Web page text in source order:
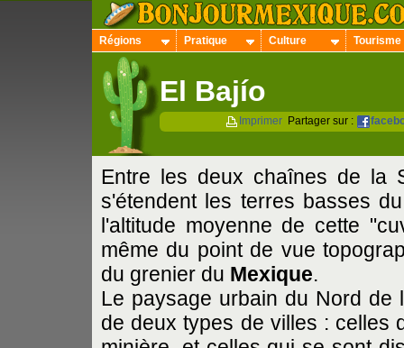
Régions Pratique Culture Tourisme
El Bajío
Imprimer Partager sur :
Entre les deux chaînes de la
s'étendent les terres basses
l'altitude moyenne de cette
même du point de vue
du grenier du Mexique.
Le paysage urbain du Nord de
de deux types de villes : celles